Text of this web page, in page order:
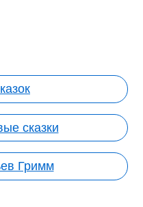
сказки
Гримм